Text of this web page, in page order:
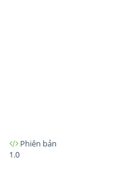
Phiên bản
1.0